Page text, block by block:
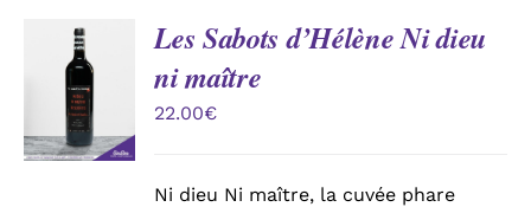
Mon compte
Panier
AJOUTER
AU
PANIER
/
DÉTAILS
Les Sabots d’Hélène Ni dieu
ni maître
22.00€
Ni dieu Ni maître, la cuvée phare